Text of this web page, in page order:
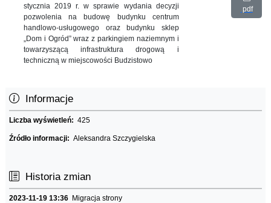
stycznia 2019 r. w sprawie wydania decyzji
pozwolenia na budowę budynku centrum
handlowo-usługowego oraz budynku sklep
„Dom i Ogród” wraz z parkingiem naziemnym i
towarzyszącą infrastruktura drogową i
techniczną w miejscowości Budzistowo
pdf
Informacje
Liczba wyświetleń: 425
Źródło informacji: Aleksandra Szczygielska
Historia zmian
2023-11-19 13:36 Migracja strony